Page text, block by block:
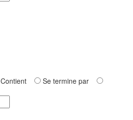
Contient
Se termine par